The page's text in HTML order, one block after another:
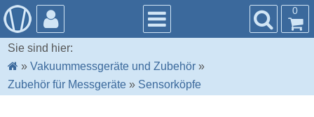
0
Sie sind hier:
»Vakuummessgeräte und Zubehör »
Zubehör für Messgeräte » Sensorköpfe